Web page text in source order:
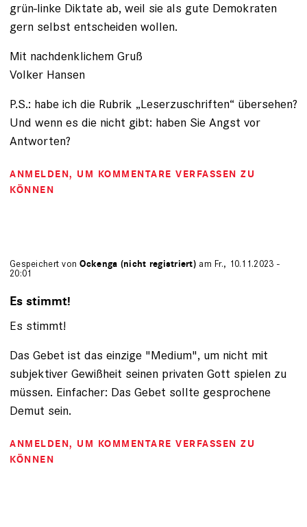
grün-linke Diktate ab, weil sie als gute Demokraten
gern selbst entscheiden wollen.
Mit nachdenklichem Gruß
Volker Hansen
P.S.: habe ich die Rubrik „Leserzuschriften“ übersehen?
Und wenn es die nicht gibt: haben Sie Angst vor
Antworten?
ANMELDEN, UM KOMMENTARE VERFASSEN ZU
KÖNNEN
Gespeichert vonOckenga (nicht registriert) am Fr., 10.11.2023 -
20:01
Es stimmt!
Es stimmt!
Das Gebet ist das einzige "Medium", um nicht mit
subjektiver Gewißheit seinen privaten Gott spielen zu
müssen. Einfacher: Das Gebet sollte gesprochene
Demut sein.
ANMELDEN, UM KOMMENTARE VERFASSEN ZU
KÖNNEN